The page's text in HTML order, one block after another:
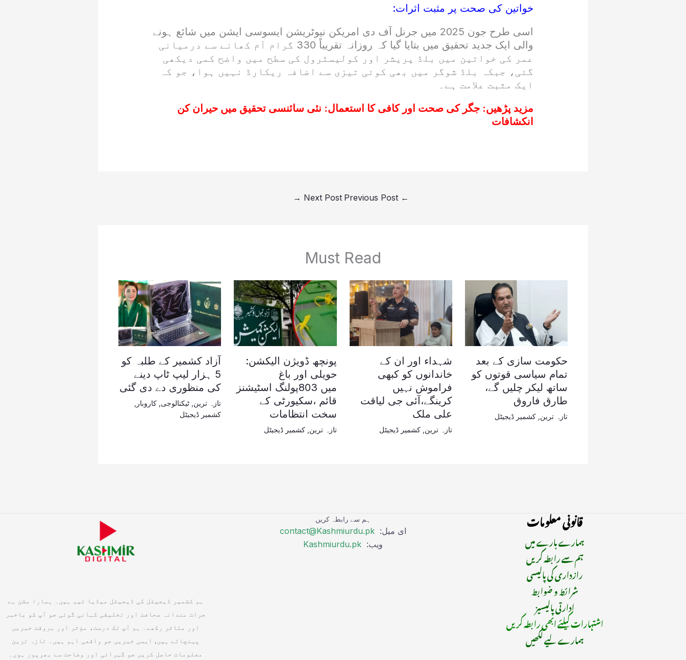
خواتین کی صحت پر مثبت اثرات:
اسی طرح جون 2025 میں جرنل آف دی امریکن نیوٹریشن ایسوسی ایشن میں شائع ہونے
والی ایک جدید تحقیق میں بتایا گیا کہ روزانہ تقریباً 330 گرام آم کھانے سے درمیانی
عمر کی خواتین میں بلڈ پریشر اور کولیسٹرول کی سطح میں واضح کمی دیکھی
گئی، جبکہ بلڈ شوگر میں بھی کوئی تیزی سے اضافہ ریکارڈ نہیں ہوا، جو کہ
ایک مثبت علامت ہے۔
مزید پڑھیں: جگر کی صحت اور کافی کا استعمال: نئی سائنسی تحقیق میں حیران کن
انکشافات
←
Next Post
→
Must Read
حکومت سازی کے بعد
تمام سیاسی قوتوں کو
ساتھ لیکر چلیں گے،
طارق فاروق
تازہ ترین کشمیر ڈیجیٹل
شہداء اور ان کے
خاندانوں کو کبھی
فراموش نہیں
کرینگے،آئی جی لیاقت
علی ملک
تازہ ترین ,کشمیر ڈیجیٹل
پونچھ ڈویژن الیکشن:
حویلی اور باغ
میں 803پولنگ اسٹیشنز
قائم ،سکیورٹی کے
سخت انتظامات
تازہ ترین ,کشمیر ڈیجیٹل
آزاد کشمیر کے طلبہ کو
5 ہزار لیپ ٹاپ دینے
کی منظوری دے دی گئی
تازہ ترین ٹیکنالوجی کاروبار
کشمیر ڈیجیٹل
قانونی معلومات
ہمارے بارے میں
ہم سے رابطہ کریں
رازداری کی پالیسی
شرائط و ضوابط
ادارتی پالیسیز
اشتہارات کیلئے ابھی رابطہ کریں
ہمارے لیے لکھیں
ہم سے رابطہ کریں
ای میل: contact@Kashmiurdu.pk
ویب: Kashmiurdu.pk
ہم کشمیر ڈیجیٹل کی ڈیجیٹل میڈیا ٹیم ہیں۔ ہمارا مشن ہے
جرات مندانہ صحافت اور تخلیقی کہانی گوئی جو آپ کو باخبر
اور متاثر رکھے۔ ہم آپ تک درست، مؤثر اور بروقت خبریں
پہنچاتے ہیں, ایسی خبریں جو واقعی اہم ہیں۔ تازہ ترین
معلومات حاصل کریں جو گہرائی اور وضاحت سے بھرپور ہوں۔